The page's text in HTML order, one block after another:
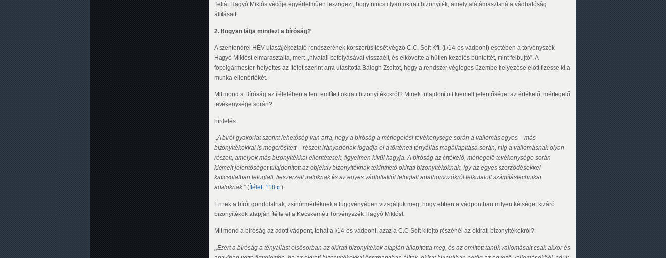
Tehát Hagyó Miklós védője egyértelműen leszögezi, hogy nincs olyan okirati bizonyíték, amely alátámasztaná a vádhatóság
állításait.
2. Hogyan látja mindezt a bíróság?
A szentendrei HÉV utastájékoztató rendszerének korszerűsítését végző C.C. Soft Kft. (I./14-es vádpont) esetében a törvényszék
Hagyó Miklóst elmarasztalta, mert ,,hivatali befolyásával visszaélt, és elkövette a hűtlen kezelés bűntettét, mint felbujtó”. A
főpolgármester-helyettes az ítélet szerint arra utasította Balogh Zsoltot, hogy a rendszer végleges üzembe helyezése előtt fizesse ki a
munka ellenértékét.
Mit mond a Bíróság az ítéletében a fent említett okirati bizonyítékokról? Minek tulajdonított kiemelt jelentőséget az értékelő, mérlegelő
tevékenysége során?
hirdetés
,A bírói gyakorlat szerint lehetőség van arra, hogy a bíróság a mérlegelési tevékenysége során a vallomás egyes – más
bizonyítékokkal is megerősített – részeit irányadónak fogadja el a történeti tényállás magállapítása során, míg a vallomásnak olyan
részeit, amelyek más bizonyítékkal ellentétesek, figyelmen kívül hagyja. A bíróság az értékelő, mérlegelő tevékenysége során
kiemelt jelentőséget tulajdonított az objektív bizonyítéknak tekinthető okirati bizonyítékoknak, így az egyes szerződésekkel
kapcsolatban lefoglalt, beszerzett iratoknak és az egyes vádlottaktól lefoglalt adathordozókról felkutatott számítástechnikai
adatoknak.”(Ítélet, 118.o. ).
Ennek a bírói gondolatnak, zsínórmértéknek a függvényében vizsgáljuk meg, hogy ebben a vádpontban milyen kétséget kizáró
bizonyítékok alapján ítélte el a Kecskeméti Törvényszék Hagyó Miklóst.
Mit mond a bíróság az adott vádpont, tehát a I/14-es vádpont, azaz a C.C Soft kifejtő részénél az okirati bizonyítékokról?:
,,Ezért a bíróság a tényállást elsősorban az okirati bizonyítékok alapján állapította meg, és az említett tanúk vallomásait csak akkor és